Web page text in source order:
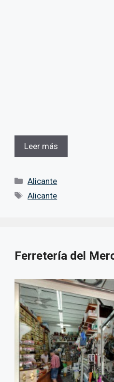
Leer más
Categorías
Alicante
Etiquetas
Alicante
Ferretería del